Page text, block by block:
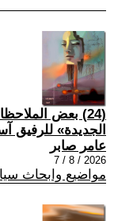
(24) بعض
الجديدة» للرفيق
عامر صابر
2026 / 8 / 7
مواضيع وابحاث